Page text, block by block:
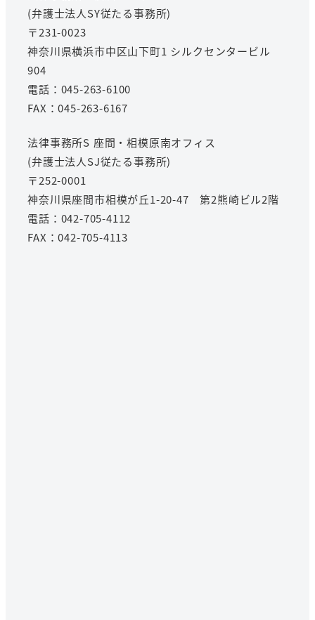
(弁護士法人SY従たる事務所)
〒231-0023
神奈川県横浜市中区山下町1 シルクセンタービル
904
電話：045-263-6100
FAX：045-263-6167
法律事務所S 座間・相模原南オフィス
(弁護士法人SJ従たる事務所)
〒252-0001
神奈川県座間市相模が丘1-20-47 第2熊崎ビル2階
電話：042-705-4112
FAX：042-705-4113